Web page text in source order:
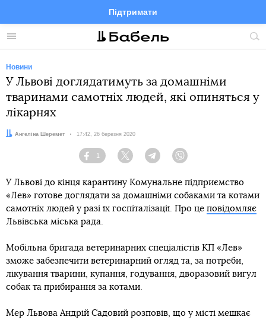
Меню
Підтримати
FacebookTelegramTwitter
Новини
У Львові доглядатимуть за домашніми
тваринами самотніх людей, які опиняться у
лікарнях
Автор:
Ангеліна Шеремет Дата:
17:42, 26 березня 2020
Facebook
1
Twitter TelegramViber
У Львові до кінця карантину Комунальне підприємство
«Лев» готове доглядати за домашніми собаками та котами
самотніх людей у разі їх госпіталізації. Про це повідомляє
Львівська міська рада.
Мобільна бригада ветеринарних спеціалістів КП «Лев»
зможе забезпечити ветеринарний огляд та, за потреби,
лікування тварини, купання, годування, дворазовий вигул
собак та прибирання за котами.
Мер Львова Андрій Садовий розповів, що у місті мешкає